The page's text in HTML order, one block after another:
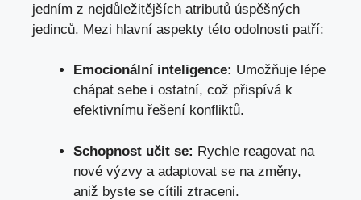
jedním z nejdůležitějších​ atributů úspěšných
jedinců. Mezi hlavní aspekty této odolnosti patří:
Emocionální inteligence: ⁢Umožňuje‍ lépe
chápat sebe ⁢i ostatní, což přispívá k
efektivnímu řešení konfliktů.
Schopnost učit se: Rychle reagovat na
nové výzvy a adaptovat se na změny,
aniž byste se cítili ztraceni.